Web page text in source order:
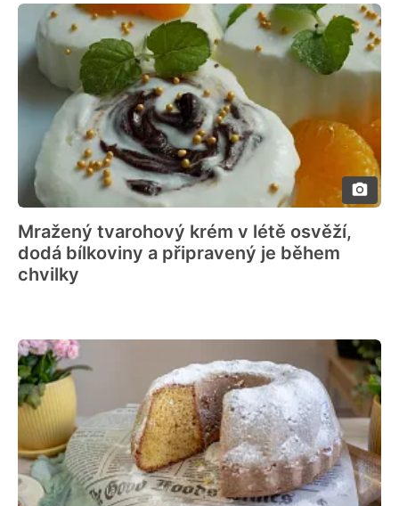
Mražený tvarohový krém v létě osvěží,
dodá bílkoviny a připravený je během
chvilky